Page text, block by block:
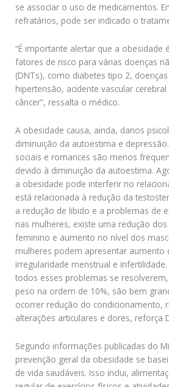
se associar o uso de medicamentos.
refratários, pode ser indicado o
“É importante alertar que a obesidade
fatores de risco para várias doenças
(DNTs), como diabetes tipo 2,
hipertensão, acidente vascular
câncer”, ressalta o médico.
A obesidade causa, ainda, danos
diminuição da autoestima e
sociais e romances são menos
devido à diminuição da autoestima.
a obesidade pode interferir no
está relacionada à redução da
a redução de libido e a problemas de
nas mulheres, existe uma redução
feminino e aumento no nível dos
mulheres podem apresentar aumento
irregularidade menstrual e
todos esses problemas se
peso na ordem de 10%, são bem
ocorrer redução do condicionamento,
alterações articulares e dores, reforça
Segundo informações publicadas do
prevenção geral da obesidade se
de vida saudáveis. Isso inclui,